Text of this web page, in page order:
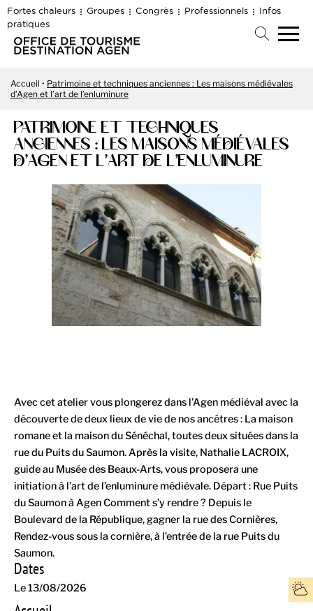
Fortes chaleurs Groupes Congrès Professionnels
Infos
pratiques
Accueil
Patrimoine et techniques anciennes : Les maisons médiévales
d’Agen et l’art de l’enluminure
PATRIMOINE ET TECHNIQUES
ANCIENNES : LES MAISONS MÉDIÉVALES
D’AGEN ET L’ART DE L’ENLUMINURE
Avec cet atelier vous plongerez dans l’Agen médiéval avec la
découverte de deux lieux de vie de nos ancêtres : La maison
romane et la maison du Sénéchal, toutes deux situées dans la
rue du Puits du Saumon. Après la visite, Nathalie LACROIX,
guide au Musée des Beaux-Arts, vous proposera une
initiation à l’art de l’enluminure médiévale. Départ : Rue Puits
du Saumon à Agen Comment s’y rendre ? Depuis le
Boulevard de la République, gagner la rue des Cornières,
Rendez-vous sous la cornière, à l’entrée de la rue Puits du
Saumon.
Dates
Le 13/08/2026